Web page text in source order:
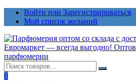
ПерейтиВойти или Зарегистрироваться
Мой список желаний
0